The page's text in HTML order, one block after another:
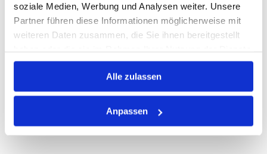
soziale Medien, Werbung und Analysen weiter. Unsere
Partner führen diese Informationen möglicherweise mit
weiteren Daten zusammen, die Sie ihnen bereitgestellt
gesammelt haben.
Alle zulassen
Anpassen
PRODUKTBESCHREIBUNG
ALLE SPEZIFIKATIONEN